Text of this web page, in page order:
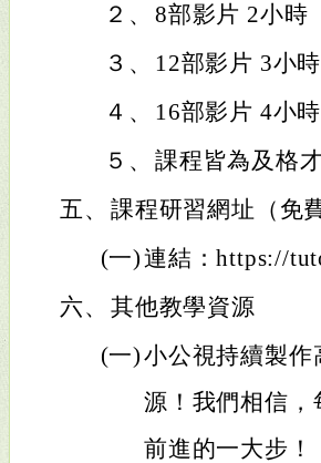
２、 8部影片 2小時
３、
12部影片 3小時
４、
16部影片 4小時
５、 課程皆為及格
五、 課程研習網址（免
(一)連結：https://
六、 其他教學資源
(一)小公視持續製
源！我們相信
前進的一大步！